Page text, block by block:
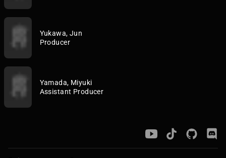
Yukawa, Jun
Producer
Yamada, Miyuki
Assistant Producer